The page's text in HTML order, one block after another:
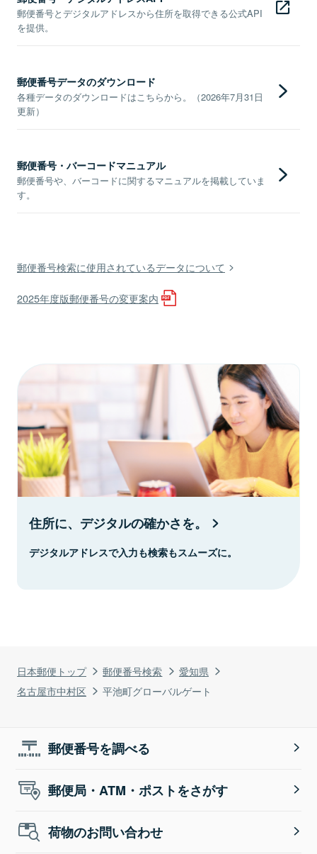
日本郵便トップ 郵便番号検索
愛知県
名古屋市中村区
平池町グローバルゲート
郵便番号とデジタルアドレスから住所を取得できる公式API
を提供。
郵便番号データのダウンロード
各種データのダウンロードはこちらから。（2026年7月31日
更新）
郵便番号・バーコードマニュアル
郵便番号や、バーコードに関するマニュアルを掲載していま
す。
郵便番号検索に使用されているデータについて
2025年度版郵便番号の変更案内
住所に、デジタルの確かさを。
デジタルアドレスで入力も検索もスムーズに。
郵便番号を調べる
郵便局・ATM・ポストをさがす
荷物のお問い合わせ